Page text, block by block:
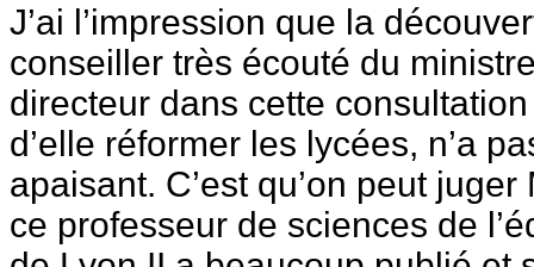
J’ai l’impression que la
conseiller très écouté du
directeur dans cette
d’elle réformer les lycées, n’a
apaisant. C’est qu’on peut
ce professeur de sciences de